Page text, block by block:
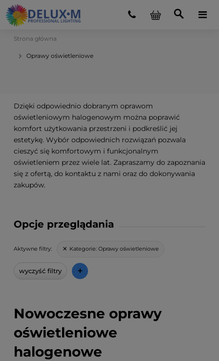
Strona główna
Oprawy oświetleniowe
Opcje przeglądania
Aktywne filtry: Kategorie: Oprawy oświetleniowe
wyczyść filtry +
Dzięki odpowiednio dobranym oprawom
oświetleniowym halogenowym można poprawić
komfort użytkowania przestrzeni i podkreślić jej
estetykę. Wybór odpowiednich rozwiązań pozwala
cieszyć się komfortowym i funkcjonalnym
oświetleniem przez wiele lat. Zapraszamy do zapoznania
się z ofertą, do kontaktu z nami oraz do dokonywania
zakupów.
Nowoczesne oprawy
oświetleniowe
halogenowe